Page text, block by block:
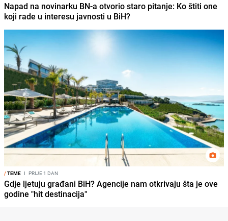
Napad na novinarku BN-a otvorio staro pitanje: Ko štiti one
koji rade u interesu javnosti u BiH?
/TEME I PRIJE 1 DAN
Gdje ljetuju građani BiH? Agencije nam otkrivaju šta je ove
godine "hit destinacija"